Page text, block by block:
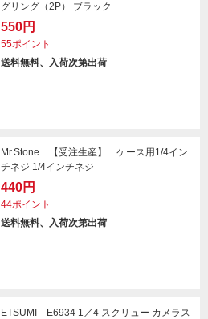
グリング（2P） ブラック
550円
55ポイント
送料無料、入荷次第出荷
Mr.Stone 【受注生産】 ケース用1/4イン
チネジ 1/4インチネジ
440円
44ポイント
送料無料、入荷次第出荷
ETSUMI E6934 1／4 スクリュー カメラス